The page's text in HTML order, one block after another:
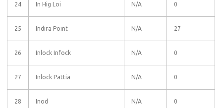
24 In Hig Loi N/A 0
25 Indira Point N/A 27
26 Inlock Infock N/A 0
27 Inlock Pattia N/A 0
28 Inod N/A 0